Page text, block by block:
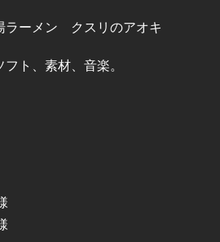
ラーメン クスリのアオキ
ト、素材、音楽。